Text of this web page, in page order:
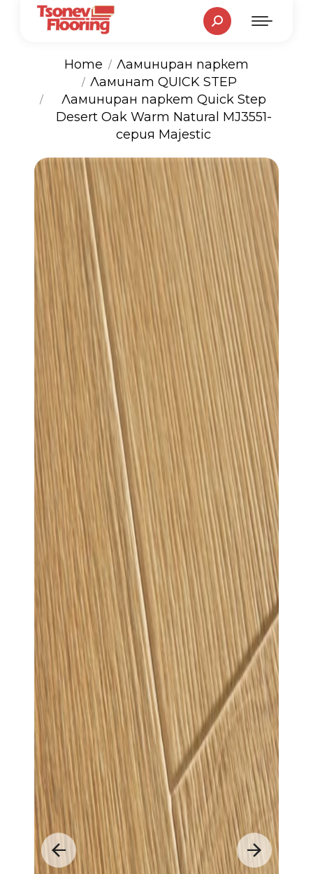
Search:
You are here:
Home
Ламиниран паркет
Ламинат QUICK STEP
Ламиниран паркет Quick Step
Desert Oak Warm Natural MJ3551-
серия Majestic